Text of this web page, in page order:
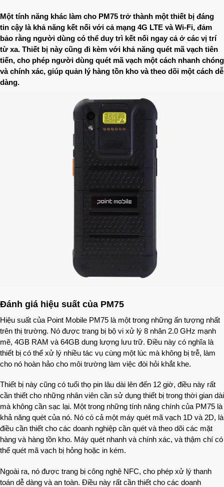
Một tính năng khác làm cho PM75 trở thành một thiết bị đáng
tin cậy là khả năng kết nối với cả mạng 4G LTE và Wi-Fi, đảm
bảo rằng người dùng có thể duy trì kết nối ngay cả ở các vị trí
từ xa. Thiết bị này cũng đi kèm với khả năng quét mã vạch tiên
tiến, cho phép người dùng quét mã vạch một cách nhanh chóng
và chính xác, giúp quản lý hàng tồn kho và theo dõi một cách dễ
dàng.
Đánh giá hiệu suất của PM75
Hiệu suất của Point Mobile PM75 là một trong những ấn tượng nhất
trên thị trường. Nó được trang bị bộ vi xử lý 8 nhân 2.0 GHz mạnh
mẽ, 4GB RAM và 64GB dung lượng lưu trữ. Điều này có nghĩa là
thiết bị có thể xử lý nhiều tác vụ cùng một lúc mà không bị trễ, làm
cho nó hoàn hảo cho môi trường làm việc đòi hỏi khắt khe.
Thiết bị này cũng có tuổi thọ pin lâu dài lên đến 12 giờ, điều này rất
cần thiết cho những nhân viên cần sử dụng thiết bị trong thời gian dài
mà không cần sạc lại. Một trong những tính năng chính của PM75 là
khả năng quét của nó. Nó có cả một máy quét mã vạch 1D và 2D, là
điều cần thiết cho các doanh nghiệp cần quét và theo dõi các mặt
hàng và hàng tồn kho. Máy quét nhanh và chính xác, và thậm chí có
thể quét mã vạch bị hỏng hoặc in kém.
Ngoài ra, nó được trang bị công nghệ NFC, cho phép xử lý thanh
toán dễ dàng và an toàn. Điều này rất cần thiết cho các doanh